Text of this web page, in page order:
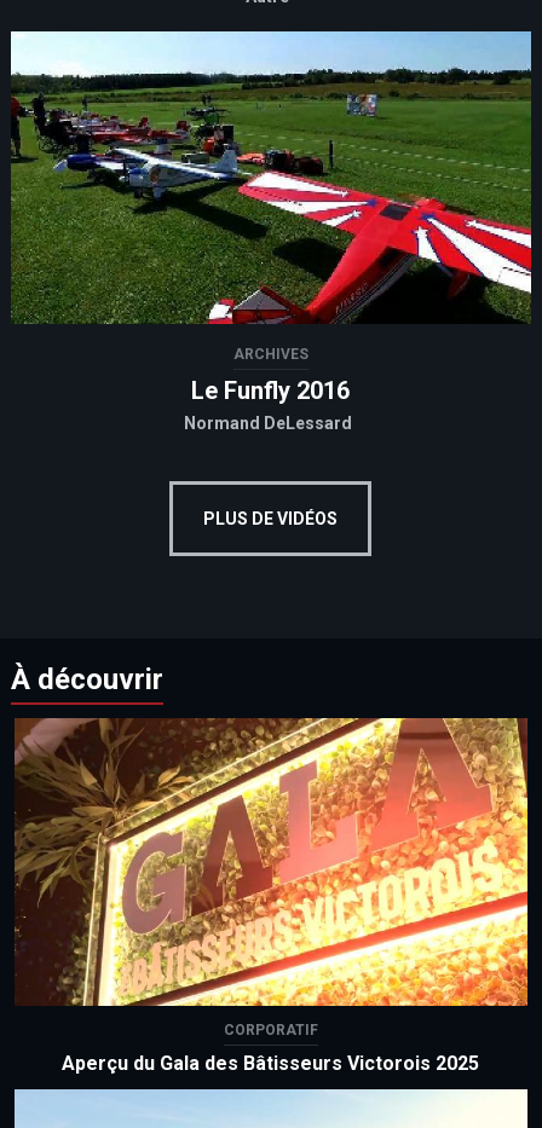
ARCHIVES
Le Funfly 2016
Normand DeLessard
PLUS DE VIDÉOS
À découvrir
CORPORATIF
Aperçu du Gala des Bâtisseurs Victorois 2025